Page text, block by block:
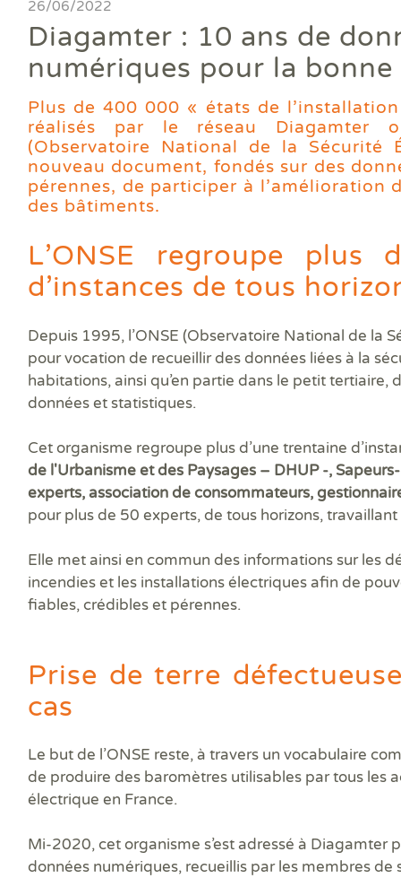
Actualités
Faire un devis
Trouver une agence
Devenir franchisé
Offres d'emploi
Contact
26/06/2022
Diagamter : 10 ans de
numériques pour la bonne
Plus de 400 000 « états de
réalisés par le réseau Diagamter
(Observatoire National de la Sécurité
nouveau document, fondés sur des
pérennes, de participer à l’amélioration
des bâtiments.
L’ONSE regroupe plus
d’instances de tous
Depuis 1995, l’ONSE (Observatoire National de la
pour vocation de recueillir des données liées à la
habitations, ainsi qu’en partie dans le petit tertiaire,
données et statistiques.
Cet organisme regroupe plus d’une trentaine
de l'Urbanisme et des Paysages – DHUP -,
experts, association de consommateurs,
pour plus de 50 experts, de tous horizons,
Elle met ainsi en commun des informations sur les
incendies et les installations électriques afin de
fiables, crédibles et pérennes.
Prise de terre
cas
Le but de l’ONSE reste, à travers un vocabulaire
de produire des baromètres utilisables par tous les
électrique en France.
Mi-2020, cet organisme s’est adressé à Diagamter
données numériques, recueillis par les membres de